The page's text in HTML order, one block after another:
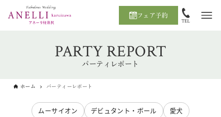
フェア予約
PARTY REPORT
パーティレポート
ホーム パーティーレポート
ムーサイオン デビュタント・ボール
愛犬